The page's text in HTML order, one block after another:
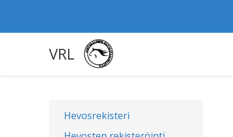
VRL
Hevosrekisteri